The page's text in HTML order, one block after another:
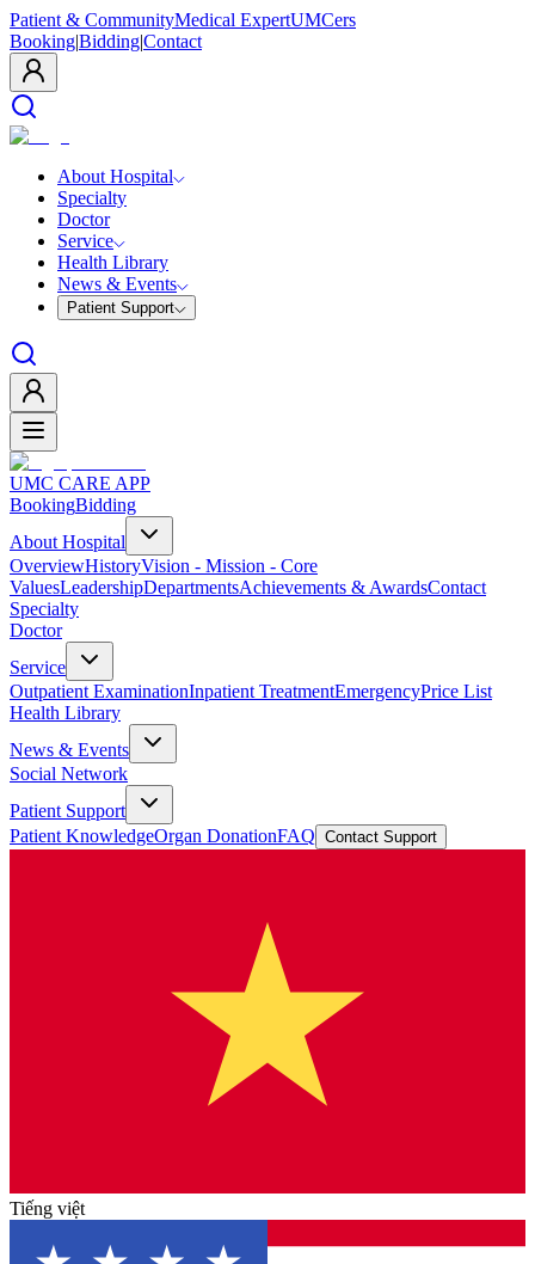
Patient & CommunityMedical ExpertUMCers
Booking|Bidding|Contact
About Hospital
Specialty
Doctor
Service
Health Library
News & Events
Patient Support
UMC CARE APP
BookingBidding
About Hospital
OverviewHistoryVision - Mission - Core
ValuesLeadershipDepartmentsAchievements & AwardsContact
Specialty
Doctor
Service
Outpatient ExaminationInpatient TreatmentEmergencyPrice List
Health Library
News & Events
Social Network
Patient Support
Patient KnowledgeOrgan DonationFAQ Contact Support
Tiếng việt